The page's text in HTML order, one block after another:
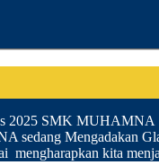
2025 SMK MUHAMNA
sedang Mengadakan
mengharapkan kita